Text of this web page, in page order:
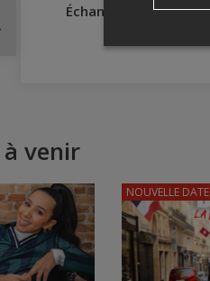
Échanges
venir
NOUVELLE DATE